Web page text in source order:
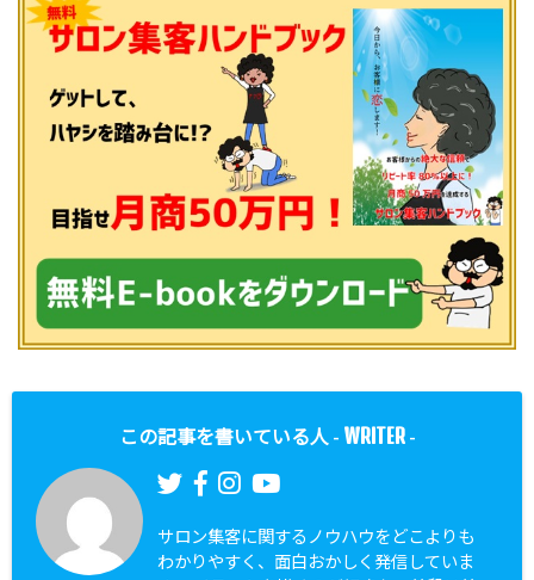
この記事を書いている人 - WRITER-
サロン集客に関するノウハウをどこよりも
わかりやすく、面白おかしく発信していま